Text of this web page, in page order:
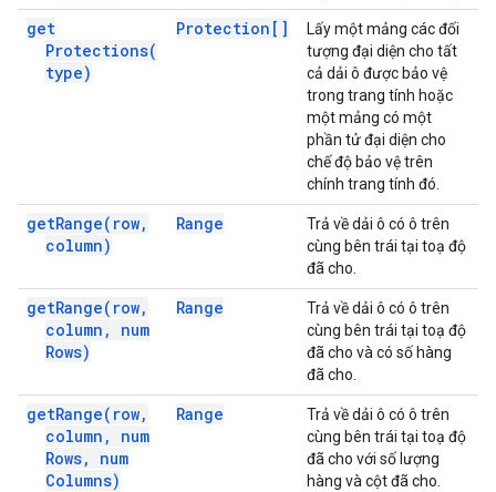
get
Protections(
type)
Protection[]
Lấy một mảng các đối
tượng đại diện cho tất
cả dải ô được bảo vệ
trong trang tính hoặc
một mảng có một
phần tử đại diện cho
chế độ bảo vệ trên
chính trang tính đó.
getRange( row,
column)
Range
Trả về dải ô có ô trên
cùng bên trái tại toạ độ
đã cho.
getRange( row,
column ,
num
Rows)
Range
Trả về dải ô có ô trên
cùng bên trái tại toạ độ
đã cho và có số hàng
đã cho.
getRange( row,
column ,
num
Rows,
num
Columns)
Range
Trả về dải ô có ô trên
cùng bên trái tại toạ độ
đã cho với số lượng
hàng và cột đã cho.